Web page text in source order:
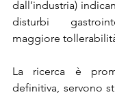
dall’industria)
disturbi
maggiore
La ricerca è
definitiva, servono